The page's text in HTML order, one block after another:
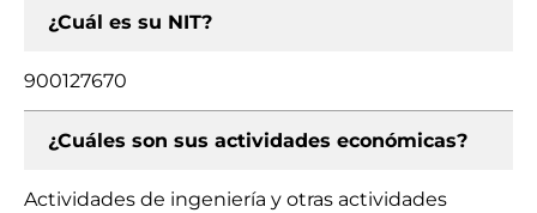
¿Cuál es su NIT?
900127670
¿Cuáles son sus actividades económicas?
Actividades de ingeniería y otras actividades